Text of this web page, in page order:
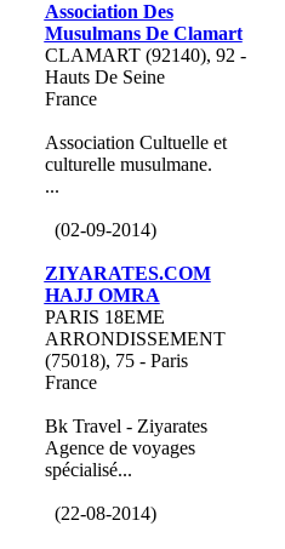
Association Des
Musulmans De Clamart
CLAMART (92140), 92 -
Hauts De Seine
France
Association Cultuelle et
culturelle musulmane.
...
(02-09-2014)
ZIYARATES.COM
HAJJ OMRA
PARIS 18EME
ARRONDISSEMENT
(75018), 75 - Paris
France
Bk Travel - Ziyarates
Agence de voyages
spécialisé...
(22-08-2014)